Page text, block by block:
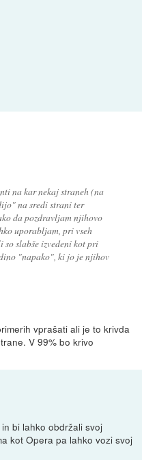
na kar nekaj straneh (na
na sredi strani ter
da pozdravljam njihovo
uporabljam, pri vseh
slabše izvedeni kot pri
"napako", ki jo je njihov
vprašati ali je to krivda
V 99% bo krivo
bi lahko obdržali svoj
kot Opera pa lahko vozi svoj